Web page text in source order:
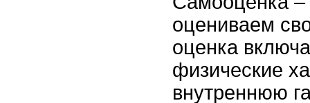
оцениваем
оценка
физические
внутреннюю